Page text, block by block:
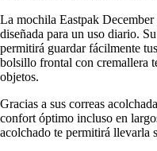
La mochila Eastpak December
diseñada para un uso diario.
permitirá guardar fácilmente
bolsillo frontal con cremallera
objetos.
Gracias a sus correas
confort óptimo incluso en
acolchado te permitirá llevarla